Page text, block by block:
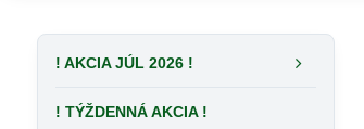
! AKCIA JÚL 2026 !
! TÝŽDENNÁ AKCIA !